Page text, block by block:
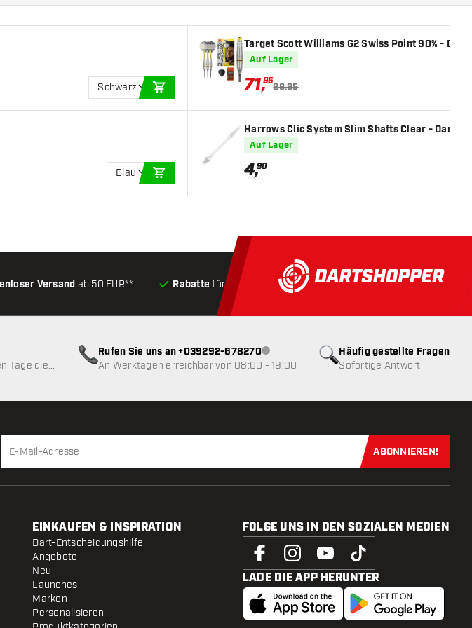
Schwarz
IN DEN WARENKORB
Blau
IN DEN WARENKORB
Target Scott Williams G2 Swiss Point 90% -
Auf Lager
71,96
89,95
Harrows Clic System Slim Shafts Clear - Dart
Auf Lager
4,90
Versand ab 50 EUR** Rabatte für Kunden Produkte auf Lager, Versand
Häufig gestellte Fragen
Sofortige Antwort
nicht verfügbar
Tage die
Rufen Sie uns an +039292-678270Kundenservice nicht verfügbar
An Werktagen erreichbar von 08:00 - 19:00
Jetzt für
ABONNIEREN!
EINKAUFEN & INSPIRATION
Dart-Entscheidungshilfe
Angebote
Neu
Launches
Marken
Personalisieren
FOLGE UNS IN DEN SOZIALEN MEDIEN
LADE DIE APP HERUNTER